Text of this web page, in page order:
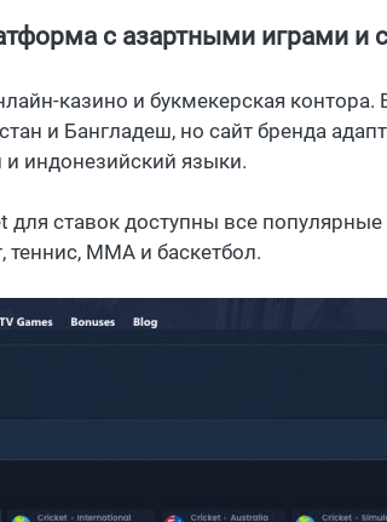
с азартными играми и
казино и букмекерская
и Бангладеш, но сайт бренда
и индонезийский языки.
для ставок доступны все
теннис, ММА и баскетбол.